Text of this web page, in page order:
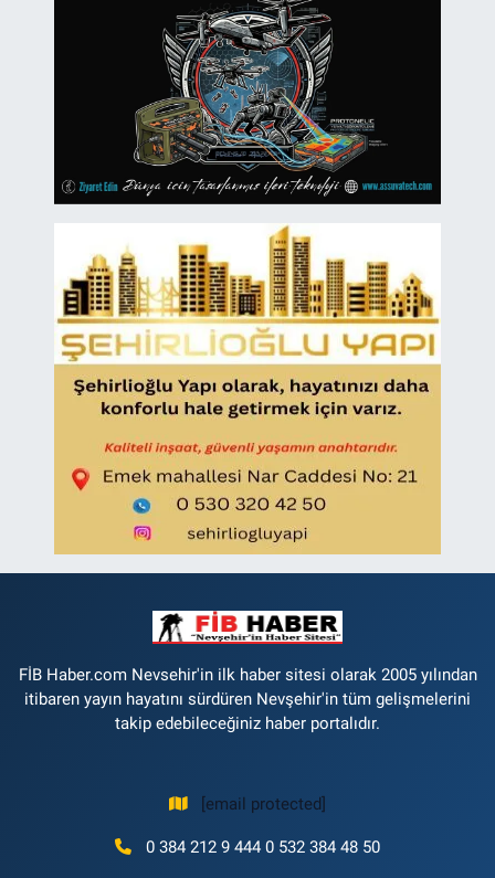
FİB Haber.com Nevsehir'in ilk haber sitesi olarak 2005 yılından
itibaren yayın hayatını sürdüren Nevşehir'in tüm gelişmelerini
takip edebileceğiniz haber portalıdır.
[email protected]
0 384 212 9 444 0 532 384 48 50